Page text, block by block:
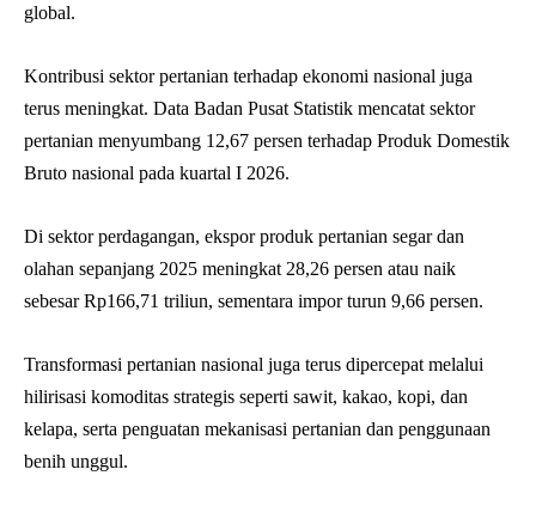
global.
Kontribusi sektor pertanian terhadap ekonomi nasional juga
terus meningkat. Data Badan Pusat Statistik mencatat sektor
pertanian menyumbang 12,67 persen terhadap Produk Domestik
Bruto nasional pada kuartal I 2026.
Di sektor perdagangan, ekspor produk pertanian segar dan
olahan sepanjang 2025 meningkat 28,26 persen atau naik
sebesar Rp166,71 triliun, sementara impor turun 9,66 persen.
Transformasi pertanian nasional juga terus dipercepat melalui
hilirisasi komoditas strategis seperti sawit, kakao, kopi, dan
kelapa, serta penguatan mekanisasi pertanian dan penggunaan
benih unggul.